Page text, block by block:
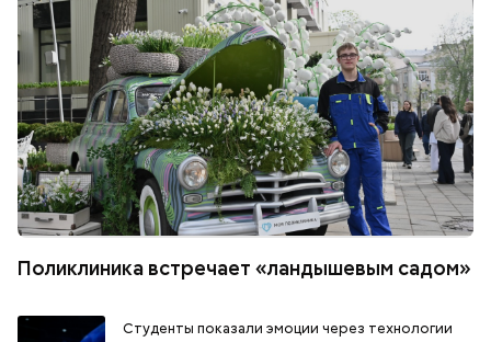
Поликлиника встречает «ландышевым садом»
Студенты показали эмоции через технологии